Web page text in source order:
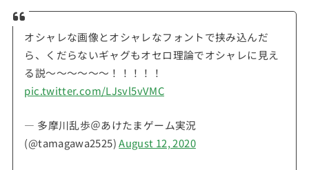
オシャレな画像とオシャレなフォントで挟み込んだ
ら、くだらないギャグもオセロ理論でオシャレに見え
る説～～～～～～！！！！！
pic.twitter.com/LJsvl5vVMC
— 多摩川乱歩＠あけたまゲーム実況
(@tamagawa2525)August 12, 2020